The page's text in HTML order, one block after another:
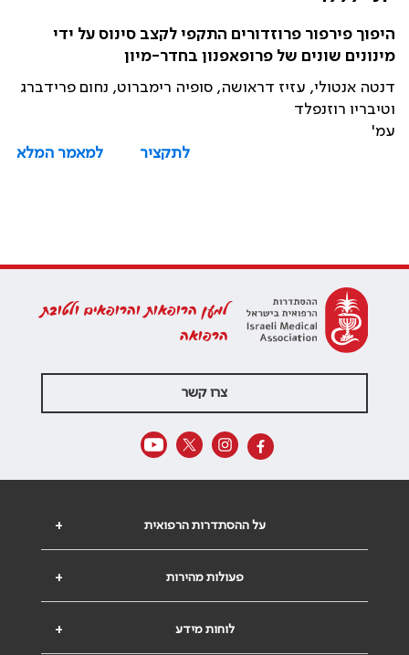
היפוך פירפור פרוזדורים התקפי לקצב סינוס על ידי
מינונים שונים של פרופאפנון בחדר-מיון
דנטה אנטולי, עזיז דראושה, סופיה רימברוט, נחום פרידברג
וטיבריו רוזנפלד
עמ'
לתקציר
למאמר המלא
למען הרופאות והרופאים ולטובת
הרפואה
צרו קשר
+ על ההסתדרות הרפואית
+ פעולות מהירות
+ לוחות מידע